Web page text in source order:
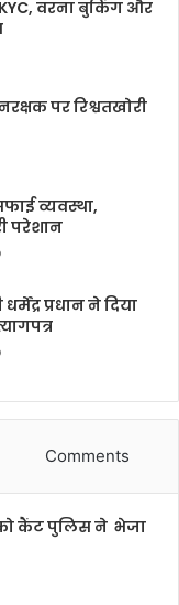
वरना बुकिंग और
पर रिश्वतखोरी
व्यवस्था,
परेशान
प्रधान ने दिया
Comments
कैंट पुलिस ने भेजा